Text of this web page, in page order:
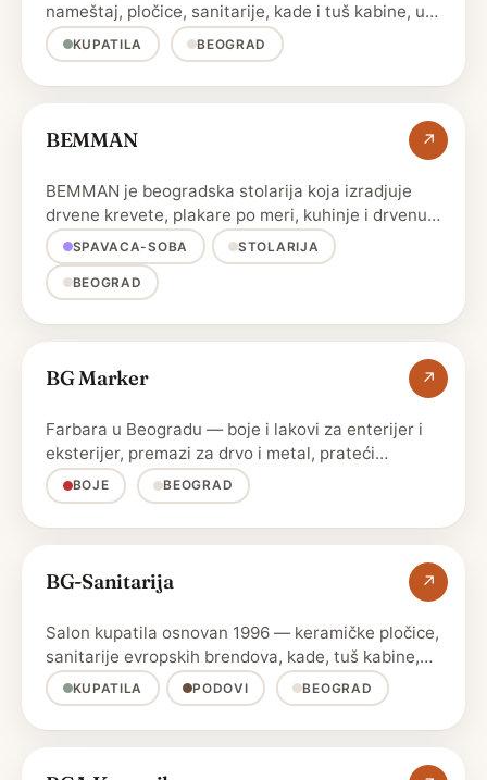
nameštaj, pločice, sanitarije, kade i tuš kabine, uz
isporuku u …
KUPATILA BEOGRAD
↗
BEMMAN
BEMMAN je beogradska stolarija koja izradjuje
drvene krevete, plakare po meri, kuhinje i drvenu
stolariju.
SPAVACA-SOBA STOLARIJA
BEOGRAD
↗
BG Marker
Farbara u Beogradu — boje i lakovi za enterijer i
eksterijer, premazi za drvo i metal, prateći
građevinski …
BOJE BEOGRAD
↗
BG-Sanitarija
Salon kupatila osnovan 1996 — keramičke pločice,
sanitarije evropskih brendova, kade, tuš kabine,
baterije i …
KUPATILA PODOVI BEOGRAD